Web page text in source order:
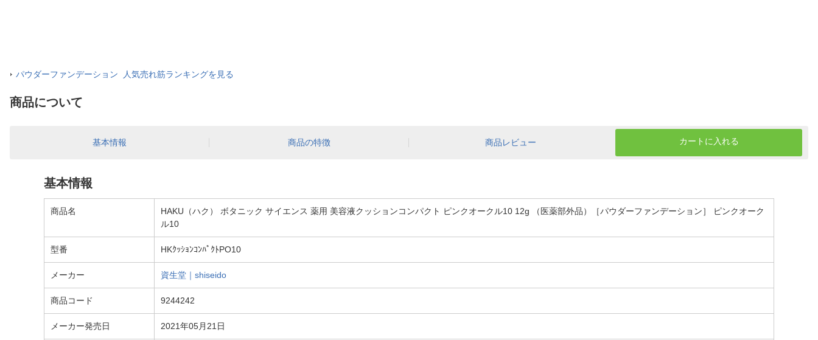
パウダーファンデーション 人気売れ筋ランキングを見る
商品について
カートに入れる
基本情報 商品の特徴 商品レビュー
基本情報
商品名
HAKU（ハク） ボタニック サイエンス 薬用 美容液クッションコンパクト ピンクオークル10 12g （医薬部外品）［パウダーファンデーション］ ピンクオーク
ル10
型番 HKｸｯｼｮﾝｺﾝﾊﾟｸﾄPO10
メーカー 資生堂｜shiseido
商品コード 9244242
メーカー発売日 2021年05月21日